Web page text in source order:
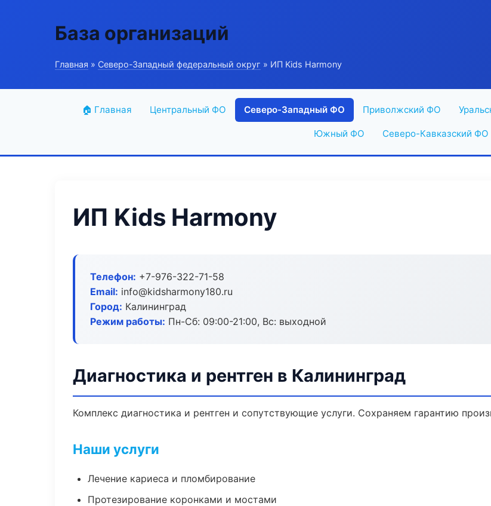
База организаций
Главная » Северо-Западный федеральный округ » ИП Kids Harmony
🏠 Главная Центральный ФО Северо-Западный ФО Приволжский ФО
Южный ФО Северо-Кавказский ФО
ИП Kids Harmony
Телефон: +7-976-322-71-58
Email: info@kidsharmony180.ru
Город: Калининград
Режим работы: Пн-Сб: 09:00-21:00, Вс: выходной
Диагностика и рентген в Калининград
Комплекс диагностика и рентген и сопутствующие услуги. Сохраняем гарантию
Наши услуги
Лечение кариеса и пломбирование
Протезирование коронками и мостами